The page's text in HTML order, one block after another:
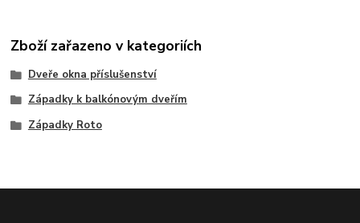
Zboží zařazeno v kategoriích
Dveře okna příslušenství
Západky k balkónovým dveřím
Západky Roto